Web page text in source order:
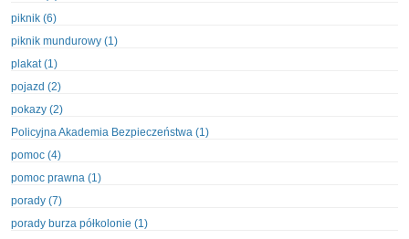
piknik (6)
piknik mundurowy (1)
plakat (1)
pojazd (2)
pokazy (2)
Policyjna Akademia Bezpieczeństwa (1)
pomoc (4)
pomoc prawna (1)
porady (7)
porady burza półkolonie (1)